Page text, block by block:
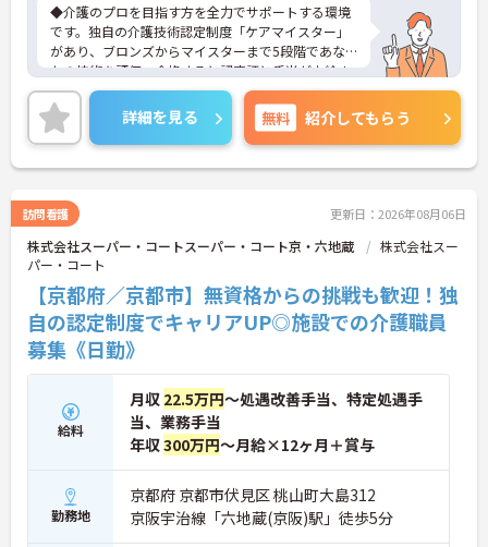
◆介護のプロを目指す方を全力でサポートする環境
です。独自の介護技術認定制度「ケアマイスター」
があり、ブロンズからマイスターまで5段階であな
たの技術を評価。合格すると認定証と手当が支給さ
れます。
◆スタッフ同士の繋がりを大切にするため「サンク
スバッジ」という素敵な制度を導入しています。ス
マホやパソコンから、部署や施設を超えた仲間に
「ありがとう」のバッジを送り合う仕組みで、毎月
些細なことでも感謝を伝え合い、認め合えるため、
風通しが良くとてもあたたかい雰囲気の職場です。
また、「もっとこうしたら良くなるかも！」という
現場の小さなアイデアを大切にしており、入社1日
目から誰でもいくつでも提案できる「フジキャタ提
案」制度があり、毎月役員がすべての提案に目を通
します。自分の気づきが実際のサービス向上につな
がるため、やりがいを持って仕事に取り組めます。
詳細を見る 無料 紹介してもらう
訪問看護 更新日：2026年08月06日
株式会社スーパー・コートスーパー・コート京・六地蔵
株式会社スー
パー・コート
【京都府／京都市】無資格からの挑戦も歓迎！独
自の認定制度でキャリアUP◎施設での介護職員
募集《日勤》
給料
月収 22.5万円～処遇改善手当、特定処遇手
当、業務手当
年収300万円～月給×12ヶ月＋賞与
勤務地
京都府 京都市伏見区 桃山町大島312
京阪宇治線「六地蔵(京阪)駅」徒歩5分